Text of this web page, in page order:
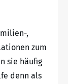
,
zum
sie häufig
denn als